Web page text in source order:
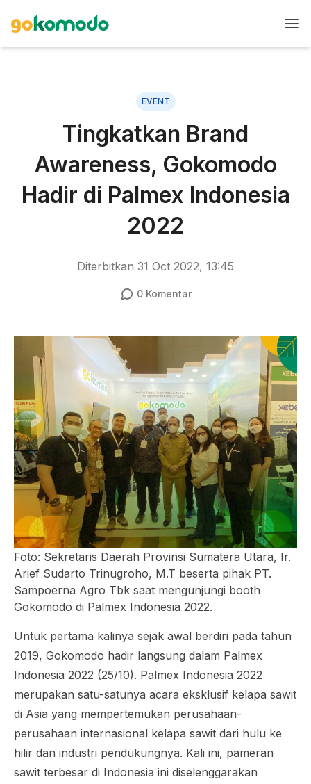
EVENT
Tingkatkan Brand
Awareness, Gokomodo
Hadir di Palmex Indonesia
2022
Diterbitkan 31 Oct 2022, 13:45
0Komentar
Foto: Sekretaris Daerah Provinsi Sumatera Utara, Ir.
Arief Sudarto Trinugroho, M.T beserta pihak PT.
Sampoerna Agro Tbk saat mengunjungi booth
Gokomodo di Palmex Indonesia 2022.
Untuk pertama kalinya sejak awal berdiri pada tahun
2019, Gokomodo hadir langsung dalam Palmex
Indonesia 2022 (25/10). Palmex Indonesia 2022
merupakan satu-satunya acara eksklusif kelapa sawit
di Asia yang mempertemukan perusahaan-
perusahaan internasional kelapa sawit dari hulu ke
hilir dan industri pendukungnya. Kali ini, pameran
sawit terbesar di Indonesia ini diselenggarakan